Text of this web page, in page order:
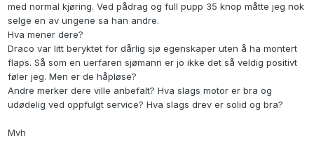
med normal kjøring. Ved pådrag og full pupp 35 knop måtte jeg nok
selge en av ungene sa han andre.
Hva mener dere?
Draco var litt beryktet for dårlig sjø egenskaper uten å ha montert
flaps. Så som en uerfaren sjømann er jo ikke det så veldig positivt
føler jeg. Men er de håpløse?
Andre merker dere ville anbefalt? Hva slags motor er bra og
udødelig ved oppfulgt service? Hva slags drev er solid og bra?
Mvh